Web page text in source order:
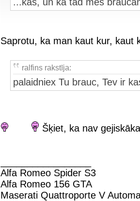
Saprotu, ka man kaut kur, kaut
ralfins rakstīja:
palaidniex Tu brauc, Tev ir
Šķiet, ka nav
Alfa Romeo Spider S3
Alfa Romeo 156 GTA
Maserati Quattroporte V